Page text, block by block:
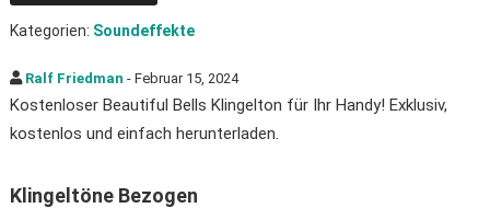
Kategorien: Soundeffekte
Ralf Friedman - Februar 15, 2024
Kostenloser Beautiful Bells Klingelton für Ihr Handy! Exklusiv,
kostenlos und einfach herunterladen.
Klingeltöne Bezogen